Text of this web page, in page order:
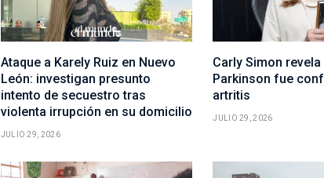
Ataque a Karely Ruiz en Nuevo
León: investigan presunto
intento de secuestro tras
violenta irrupción en su domicilio
JULIO 29, 2026
Carly Simon revela
Parkinson fue
artritis
JULIO 29, 2026